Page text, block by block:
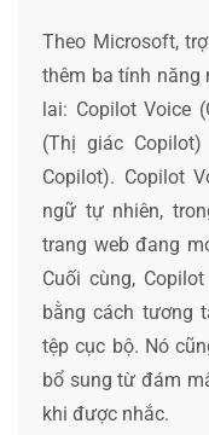
Theo Microsoft,
thêm ba tính năng
lai: Copilot Voice
(Thị giác
Copilot). Copilot
ngữ tự nhiên,
trang web đang
Cuối cùng,
bằng cách tương
tệp cục bộ. Nó
bổ sung từ đám
khi được nhắc.